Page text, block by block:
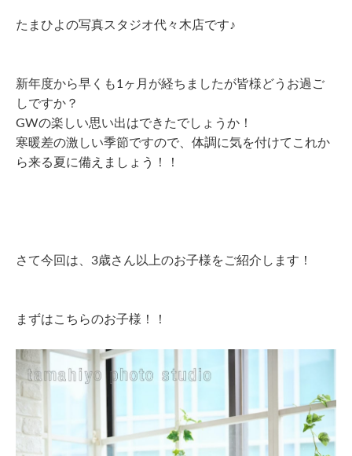
たまひよの写真スタジオ代々木店です♪
新年度から早くも1ヶ月が経ちましたが皆様どうお過ご
しですか？
GWの楽しい思い出はできたでしょうか！
寒暖差の激しい季節ですので、体調に気を付けてこれか
ら来る夏に備えましょう！！
さて今回は、3歳さん以上のお子様をご紹介します！
まずはこちらのお子様！！